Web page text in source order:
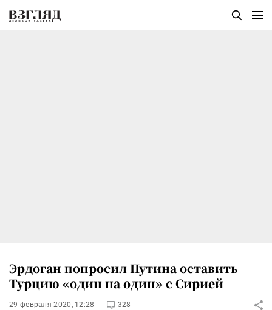
Эрдоган попросил Путина оставить
Турцию «один на один» с Сирией
29 февраля 2020, 12:28 328